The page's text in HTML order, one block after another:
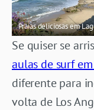
Praias deliciosas em
Se quiser se
aulas de surf
diferente para
volta de Los